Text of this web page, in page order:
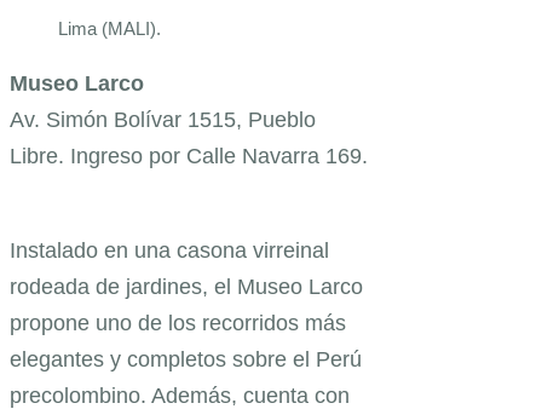
Lima (MALI).
Museo Larco
Av. Simón Bolívar 1515, Pueblo
Libre. Ingreso por Calle Navarra 169.
Instalado en una casona virreinal
rodeada de jardines, el Museo Larco
propone uno de los recorridos más
elegantes y completos sobre el Perú
precolombino. Además, cuenta con